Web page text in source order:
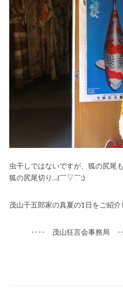
虫干しではないですが、狐の尻尾
狐の尻尾切り…(￣▽￣;)
茂山千五郎家の真夏の1日をご紹介
‥‥ 茂山狂言会事務局